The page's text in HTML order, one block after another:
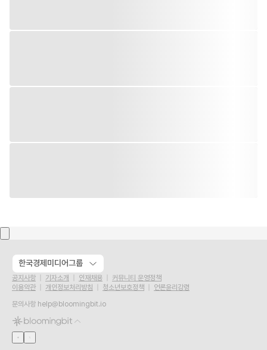
한국경제미디어그룹
공지사항 기자소개 인재채용
커뮤니티 운영정책
이용약관
개인정보처리방침 청소년보호정책
언론윤리강령
문의사항 help@bloomingbit.io